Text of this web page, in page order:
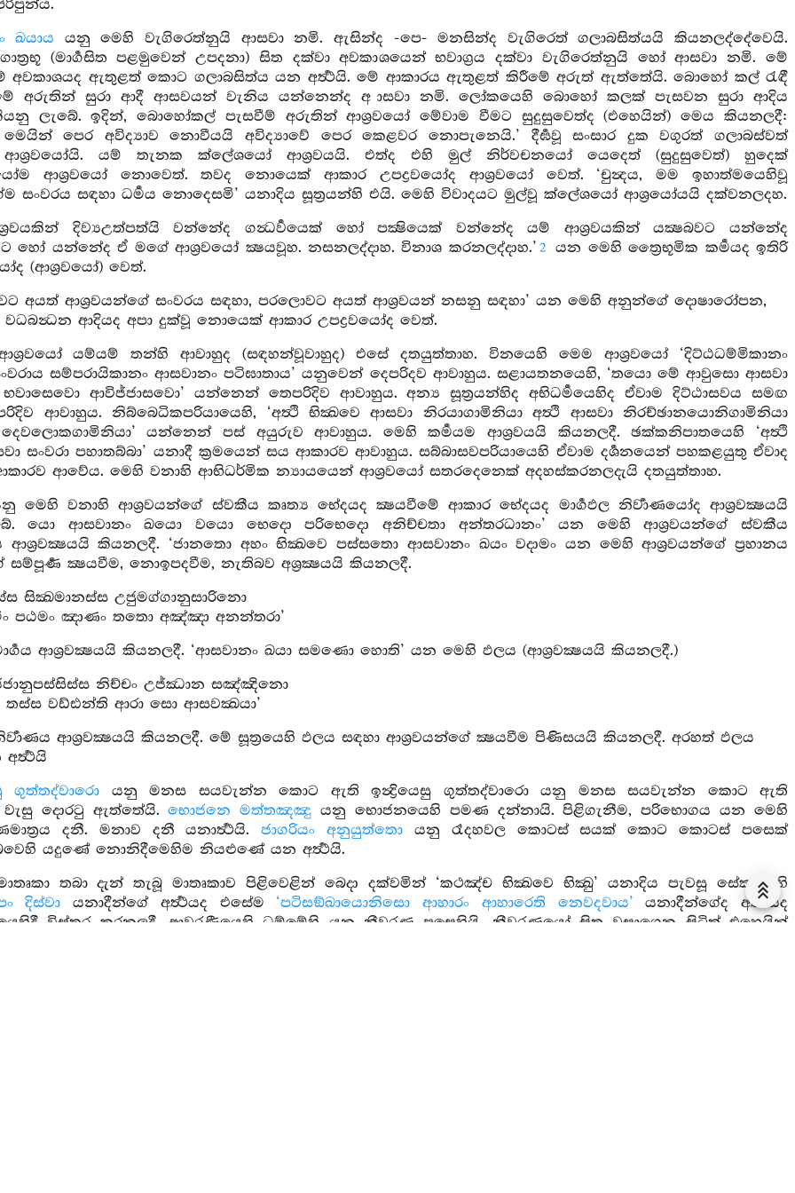
ඛයාය යනු මෙහි වැගිරෙත්නුයි ආසවා නමි. ඇසින්ද -පෙ- මනසින්ද වැගිරෙත් ගලාබසිත්යයි කියනලද්දේවෙයි.
(මාර්‍ගසිත පළමුවෙන් උපදනා) සිත දක්වා අවකාශයෙන් භවාග්‍රය දක්වා වැගිරෙත්නුයි හෝ ආසවා නමි. මේ
අවකාශයද ඇතුළත් කොට ගලාබසිත්ය යන අර්‍ත්‍ථයි. මේ ආකාරය ඇතුළත් කිරීමේ අරුත් ඇත්තේයි. බොහෝ කල් රැඳී
අරුතින් සුරා ආදී ආසවයන් වැනිය යන්නෙන්ද අාසවා නමි. ලෝකයෙහි බොහෝ කලක් පැසවන සුරා ආදිය
ලැබේ. ඉදින්, බොහෝකල් පැසවීම් අරුතින් ආශ්‍රවයෝ මේවාම වීමට සුදුසුවෙත්ද (එහෙයින්) මෙය කියනලදී:
පෙර අවිද්‍යාව නොවීයයි අවිද්‍යාවේ පෙර කෙළවර නොපැනෙයි.’ දීර්‍ඝවූ සංසාර දුක වගුරත් ගලාබස්වත්
යම් තැනක ක්ලේශයෝ ආශ්‍රවයයි. එත්ද එහි මුල් නිර්වචනයෝ යෙදෙත් (සුදුසුවෙත්) හුදෙක්
ආශ්‍රවයෝ නොවෙත්. තවද නොයෙක් ආකාර උපද්‍රවයෝද ආශ්‍රවයෝ වෙත්. ‘චුන්‍දය, මම ඉහාත්මයෙහිවූ
සංවරය සඳහා ධර්‍මය නොදෙසමි’ යනාදිය සූත්‍රයන්හි එයි. මෙහි විවාදයට මුල්වූ ක්ලේශයෝ ආශ්‍රයෝයයි දක්වනලදහ.
දිව්‍යඋත්පත්යි වන්නේද ගන්‍ධර්‍වයෙක් හෝ පක්‍ෂියෙක් වන්නේද යම් ආශ්‍රවයකින් යක්‍ෂබවට යන්නේද
හෝ යන්නේද ඒ මගේ ආශ්‍රවයෝ ක්‍ෂයවූහ. නසනලද්දාහ. විනාශ කරනලද්දාහ.’ 2
යන මෙහි ත්‍රෛභූමික කර්‍මයද ඉතිරි
(ආශ්‍රවයෝ) වෙත්.
අයත් ආශ්‍රවයන්ගේ සංවරය සඳහා, පරලොවට අයත් ආශ්‍රවයන් නසනු සඳහා’ යන මෙහි අනුන්ගේ දොෂාරෝපන,
වධබන්‍ධන ආදියද අපා දුක්වූ නොයෙක් ආකාර උපද්‍රවයෝද වෙත්.
යම්යම් තන්හි ආවාහුද (සඳහන්වූවාහුද) එසේ දතයුත්තාහ. විනයෙහි මෙම ආශ්‍රවයෝ ‘දිට්ඨධම්මිකානං
සම්පරායිකානං ආසවානං පටිඝාතාය’ යනුවෙන් දෙපරිදව ආවාහුය. සළායතනයෙහි, ‘තයො මේ ආවුසො ආසවා
ආවිජ්ජාසවො’ යන්නෙන් තෙපරිදිව ආවාහුය. අන්‍ය සූත්‍රයන්හිද අභිධර්‍මයෙහිද ඒවාම දිට්ඨාසවය සමඟ
ආවාහුය. නිබ්බෙධිකපරියායෙහි, ‘අත්‍ථි භික්‍ඛවෙ ආසවා නිරයාගාමිනියා අත්‍ථි ආසවා නිරච්ඡානයොනිගාමිනියා
දෙවලොකගාමිනියා’ යන්නෙන් පස් අයුරුව ආවාහුය. මෙහි කර්‍මයම ආශ්‍රවයයි කියනලදී. ඡක්කනිපාතයෙහි ‘අත්‍ථි
සංවරා පහාතබ්බා’ යනාදී ක්‍රමයෙන් සය ආකාරව ආවාහුය. සබ්බාසවපරියායෙහි ඒවාම දර්‍ශනයෙන් පහකළයුතු ඒවාද
ආවේය. මෙහි වනාහි ආභිධර්මික න්‍යායයෙන් ආශ්‍රවයෝ සතරදෙනෙක් අදහස්කරනලදැයි දතයුත්තාහ.
මෙහි වනාහි ආශ්‍රවයන්ගේ ස්වකීය කෘත්‍ය භේදයද ක්‍ෂයවීමේ ආකාර භේදයද මාර්‍ගඵල නිර්‍වාණයෝද ආශ්‍රවක්‍ෂයයි
යො ආසවානං ඛයො වයො භෙදො පරිභෙදො අනිච්චතා අන්තරධානං’ යන මෙහි ආශ්‍රවයන්ගේ ස්වකීය
ආශ්‍රවක්‍ෂයයි කියනලදී. ‘ජානතො අහං භික්‍ඛවෙ පස්සතො ආසවානං ඛයං වදාමං යන මෙහි ආශ්‍රවයන්ගේ ප්‍රහානය
සම්පූර්‍ණ ක්‍ෂයවීම, නොඉපදවීම, නැතිබව අශ්‍රක්‍ෂයයි කියනලදී.
සික්‍ඛමානස්ස උජුමග්ගානුසාරිනො
පඨමං ඤාණං තතො අඤ්ඤා අනන්තරා’
ආශ්‍රවක්‍ෂයයි කියනලදී. ‘ආසවානං ඛයා සමණො හොති’ යන මෙහි ඵලය (ආශ්‍රවක්‍ෂයයි කියනලදී.)
නිච්චං උජ්ක්‍ධාන සඤ්ඤිනො
තස්ස වඩ්ඪන්ති ආරා සො ආසවක්‍ඛයා’
ආශ්‍රවක්‍ෂයයි කියනලදී. මේ සූත්‍රයෙහි ඵලය සඳහා ආශ්‍රවයන්ගේ ක්‍ෂයවීම පිණිසයයි කියනලදී. අරහත් ඵලය
ගුත්තද්වාරො යනු මනස සයවැන්න කොට ඇති ඉන්‍ද්‍රියෙසු ගුත්තද්වාරො යනු මනස සයවැන්න කොට ඇති
වැසු දොරටු ඇත්තේයි.භොජනෙ මත්තඤඤු යනු භොජනයෙහි පමණ දන්නායි. පිළිගැනීම, පරිභොගය යන මෙහි
දනී. මනාව දනී යනාර්‍ත්‍ථයි.ජාගරියං අනුයුත්තො යනු රෑදහවල කොටස් සයක් කොට කොටස් පසෙක්
යදුණේ නොනිදීමෙහිම නියළුණේ යන අර්‍ත්‍ථයි.
තබා දැන් තැබූ මාතෘකාව පිළිවෙළින් බෙදා දක්වමින් ‘කථඤ්ච භික්‍ඛවෙ භික්‍ඛු’ යනාදිය පැවසූ සේක. එහි
දිස්වා යනාදීන්ගේ අර්‍ත්‍ථයද එසේම ‘පටිසඞ්ඛායොනිසො ආහාරං ආහාරෙති නෙවදවාය’ යනාදීන්ගේද අර්‍ත්‍ථයද
විස්තර කරනලදී. ආවරණීයෙහි ධම්මේහි යනු නීවරණ පසෙහියි. නීවරණයෝ සිත වසාගෙන සිටිත් එහෙයින්